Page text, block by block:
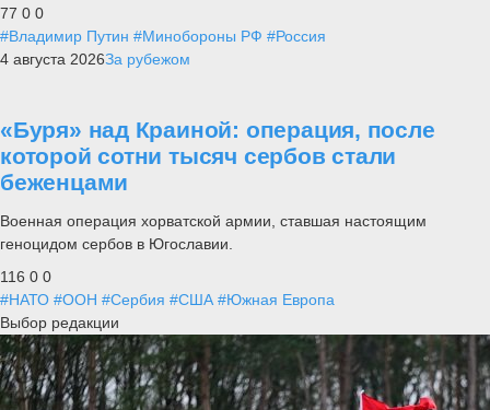
77 0 0
#Владимир Путин #Минобороны РФ #Россия
4 августа 2026За рубежом
«Буря» над Краиной: операция, после
которой сотни тысяч сербов стали
беженцами
Военная операция хорватской армии, ставшая настоящим
геноцидом сербов в Югославии.
116 0 0
#НАТО #ООН #Сербия #США #Южная Европа
Выбор редакции